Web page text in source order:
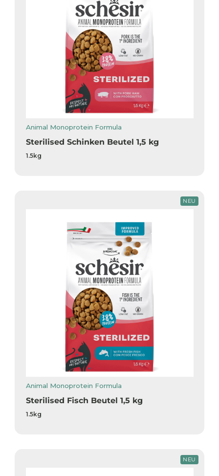
Animal Monoprotein Formula
Sterilised Schinken Beutel 1,5 kg
1.5kg
NEU
Animal Monoprotein Formula
Sterilised Fisch Beutel 1,5 kg
1.5kg
NEU